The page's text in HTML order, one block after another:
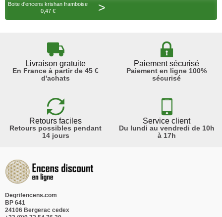
Boite d'encens krishan framboise
0,47 €
>
Livraison gratuite
En France à partir de 45 €
d'achats
Paiement sécurisé
Paiement en ligne 100%
sécurisé
Retours faciles
Retours possibles pendant
14 jours
Service client
Du lundi au vendredi de 10h
à 17h
Degrifencens.com
BP 641
24106 Bergerac cedex